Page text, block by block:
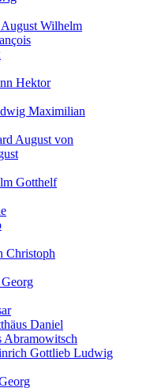
Wilhelm
Hektor
Maximilian
August von
Gotthelf
Christoph
Daniel
Abramowitsch
Gottlieb Ludwig